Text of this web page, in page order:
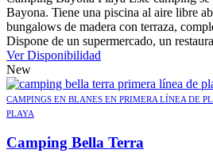
Bayona. Tiene una piscina al aire libre
bungalows de madera con terraza,
Dispone de un supermercado, un
Ver Disponibilidad
New
CAMPINGS EN BLANES EN PRIMERA LÍNEA DE
PLAYA
Camping Bella Terra